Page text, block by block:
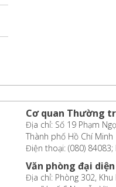
Cơ quan Thường
Địa chỉ: Số 19 Phạm
Thành phố Hồ Chí Minh
Điện thoại: (080) 84083;
Văn phòng đại
Địa chỉ: Phòng 302,